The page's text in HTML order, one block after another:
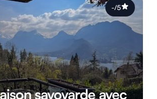
savoyarde avec
-/5